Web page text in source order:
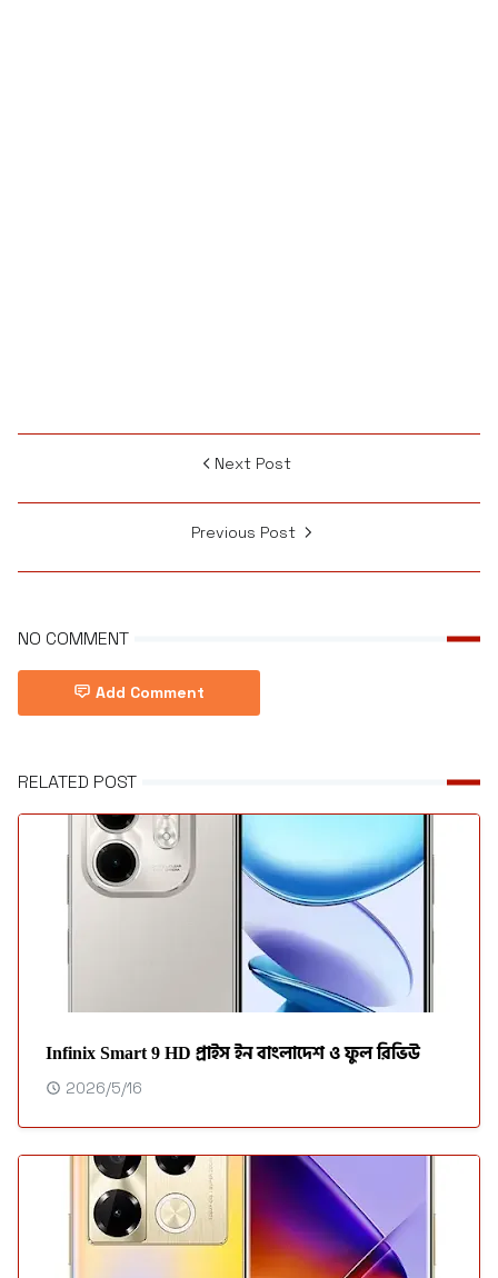
Next Post
Previous Post
NO COMMENT
Add Comment
RELATED POST
Infinix Smart 9 HD প্রাইস ইন বাংলাদেশ ও ফুল রিভিউ
2026/5/16